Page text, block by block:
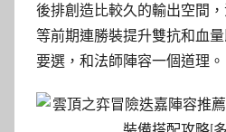
後排創造比較久的輸出空間
等前期連勝裝提升雙抗和血
要選，和法師陣容一個道理。